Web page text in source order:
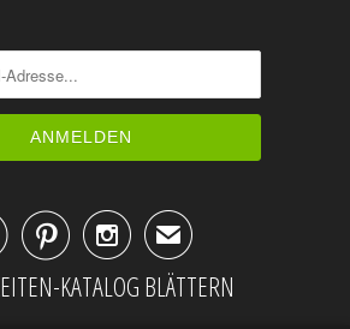
✉
KATALOG BLÄTTERN